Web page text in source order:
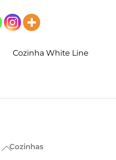
Cozinha White Line
Back
Cozinhas